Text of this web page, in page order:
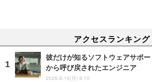
アクセスランキング
彼だけが知るソフトウェアサポ
から呼び戻されたエンジニア
2026.8.10(月) 8:10